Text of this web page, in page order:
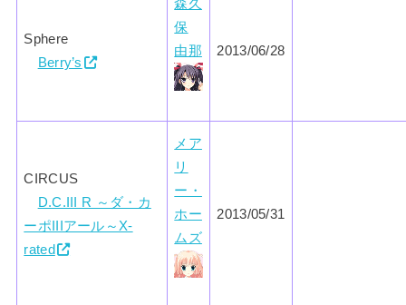
Sphere
Berry’s
森久
保
由那
2013/06/28
CIRCUS
D.C.III R ～ダ・カ
ーポIIIアール～X-
rated
メア
リ
ー・
ホー
ムズ
2013/05/31